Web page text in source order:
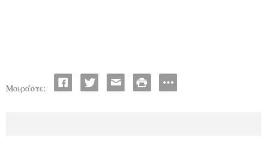
Μοιράστε: